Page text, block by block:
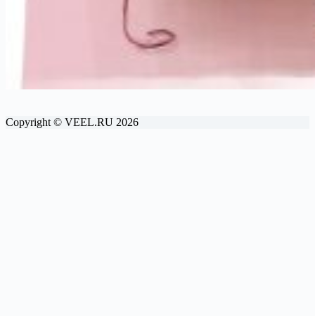
Copyright © VEEL.RU 2026